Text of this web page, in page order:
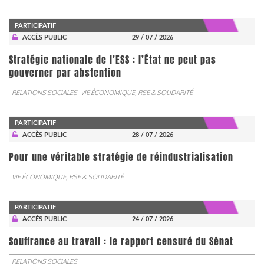
PARTICIPATIF
ACCÈS PUBLIC
29 / 07 / 2026
Stratégie nationale de l’ESS : l’État ne peut pas
gouverner par abstention
RELATIONS SOCIALES VIE ÉCONOMIQUE, RSE & SOLIDARITÉ
PARTICIPATIF
ACCÈS PUBLIC
28 / 07 / 2026
Pour une véritable stratégie de réindustrialisation
VIE ÉCONOMIQUE, RSE & SOLIDARITÉ
PARTICIPATIF
ACCÈS PUBLIC
24 / 07 / 2026
Souffrance au travail : le rapport censuré du Sénat
RELATIONS SOCIALES